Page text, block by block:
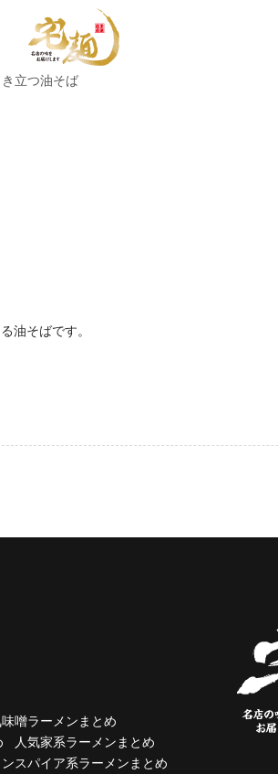
立つ油そば
油そばです。
味噌ラーメンまとめ
人気家系ラーメンまとめ
ンスパイア系ラーメンまとめ